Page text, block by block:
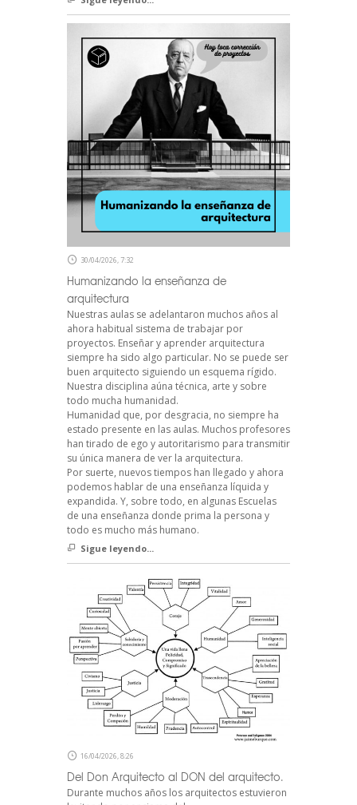
30/04/2026, 7:32
Humanizando la enseñanza de
arquitectura
Nuestras aulas se adelantaron muchos años al
ahora habitual sistema de trabajar por
proyectos. Enseñar y aprender arquitectura
siempre ha sido algo particular. No se puede ser
buen arquitecto siguiendo un esquema rígido.
Nuestra disciplina aúna técnica, arte y sobre
todo mucha humanidad.
Humanidad que, por desgracia, no siempre ha
estado presente en las aulas. Muchos profesores
han tirado de ego y autoritarismo para transmitir
su única manera de ver la arquitectura.
Por suerte, nuevos tiempos han llegado y ahora
podemos hablar de una enseñanza líquida y
expandida. Y, sobre todo, en algunas Escuelas
de una enseñanza donde prima la persona y
todo es mucho más humano.
Sigue leyendo...
16/04/2026, 8:26
Del Don Arquitecto al DON del arquitecto.
Durante muchos años los arquitectos estuvieron